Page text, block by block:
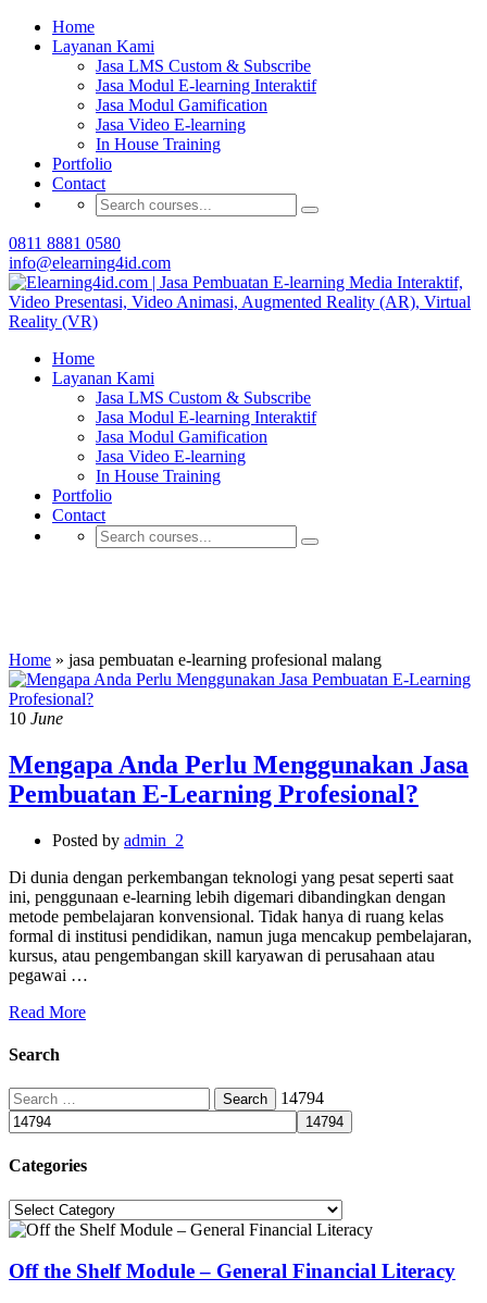
Home
Layanan Kami
Jasa LMS Custom & Subscribe
Jasa Modul E-learning Interaktif
Jasa Modul Gamification
Jasa Video E-learning
In House Training
Portfolio
Contact
0811 8881 0580
info@elearning4id.com
Home
Layanan Kami
Jasa LMS Custom & Subscribe
Jasa Modul E-learning Interaktif
Jasa Modul Gamification
Jasa Video E-learning
In House Training
Portfolio
Contact
Home » jasa pembuatan e-learning profesional malang
10 June
Mengapa Anda Perlu Menggunakan Jasa
Pembuatan E-Learning Profesional?
Posted by admin_2
Di dunia dengan perkembangan teknologi yang pesat seperti saat
ini, penggunaan e-learning lebih digemari dibandingkan dengan
metode pembelajaran konvensional. Tidak hanya di ruang kelas
formal di institusi pendidikan, namun juga mencakup pembelajaran,
kursus, atau pengembangan skill karyawan di perusahaan atau
pegawai …
Read More
Search
Search
for:
14794
Categories
Categories
Off the Shelf Module – General Financial Literacy
Buat Modul E-learning & LMS Anda Semakin
Menarik dengan Gamification
Hubungi Tim Elearning4id